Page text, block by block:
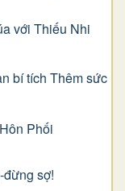
với Thiếu Nhi
bí tích Thêm sức
Phối
sợ!